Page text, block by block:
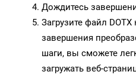
Дождитесь
Загрузите файл
завершения
шаги, вы сможете
загружать веб-